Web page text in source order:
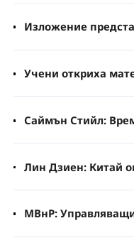
Изложение
Учени откриха
Саймън Стийл:
Лин Дзиен: Китай
МВнР:
с огъня по